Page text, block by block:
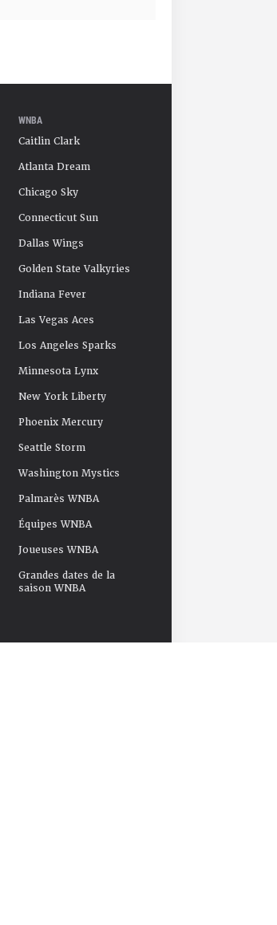
WNBA
Caitlin Clark
Atlanta Dream
Chicago Sky
Connecticut Sun
Dallas Wings
Golden State Valkyries
Indiana Fever
Las Vegas Aces
Los Angeles Sparks
Minnesota Lynx
New York Liberty
Phoenix Mercury
Seattle Storm
Washington Mystics
Palmarès WNBA
Équipes WNBA
Joueuses WNBA
Grandes dates de la
saison WNBA